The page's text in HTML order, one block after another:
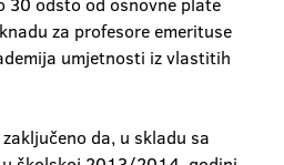
za profesore emerituse
umjetnosti iz vlastitih
da, u skladu sa